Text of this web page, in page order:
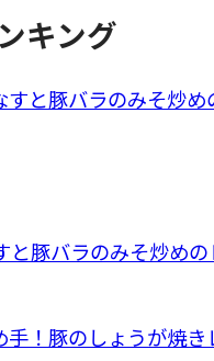
キング
と豚バラのみそ炒めの